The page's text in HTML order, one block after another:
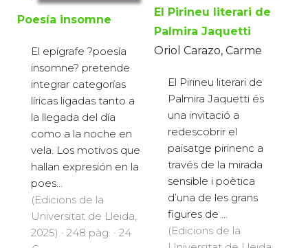
Poesía insomne
El epígrafe ?poesía
insomne? pretende
integrar categorías
líricas ligadas tanto a
la llegada del día
como a la noche en
vela. Los motivos que
hallan expresión en la
poes...
(Edicions de la
Universitat de Lleida,
2025) · 248 pàg. · 24
El Pirineu literari de
Palmira Jaquetti
Oriol Carazo, Carme
El Pirineu literari de
Palmira Jaquetti és
una invitació a
redescobrir el
paisatge pirinenc a
través de la mirada
sensible i poètica
d’una de les grans
figures de ...
(Edicions de la